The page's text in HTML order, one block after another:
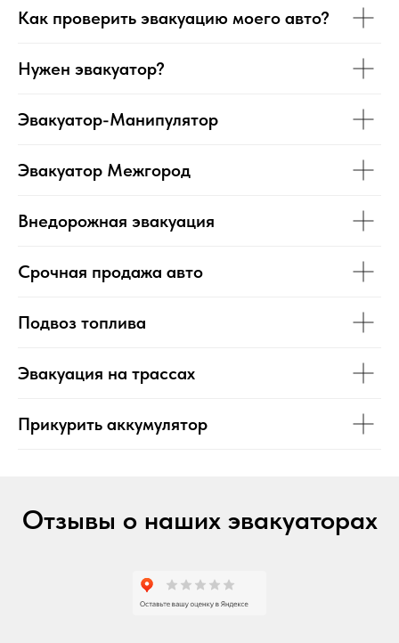
Как проверить эвакуацию моего авто?
Нужен эвакуатор?
Эвакуатор-Манипулятор
Эвакуатор Межгород
Внедорожная эвакуация
Срочная продажа авто
Подвоз топлива
Эвакуация на трассах
Прикурить аккумулятор
Отзывы о наших эвакуаторах